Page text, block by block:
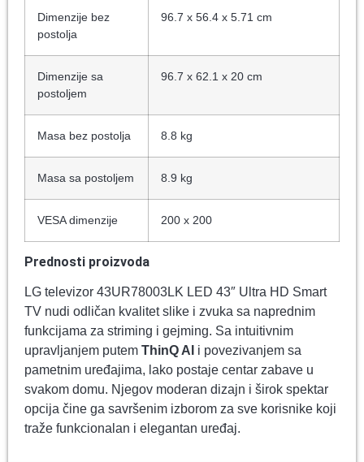
Dimenzije bez
postolja
96.7 x 56.4 x 5.71 cm
Dimenzije sa
postoljem
96.7 x 62.1 x 20 cm
Masa bez postolja 8.8 kg
Masa sa postoljem 8.9 kg
VESA dimenzije 200 x 200
Prednosti proizvoda
LG televizor 43UR78003LK LED 43″ Ultra HD Smart
TV nudi odličan kvalitet slike i zvuka sa naprednim
funkcijama za striming i gejming. Sa intuitivnim
upravljanjem putem ThinQ AI i povezivanjem sa
pametnim uređajima, lako postaje centar zabave u
svakom domu. Njegov moderan dizajn i širok spektar
opcija čine ga savršenim izborom za sve korisnike koji
traže funkcionalan i elegantan uređaj.